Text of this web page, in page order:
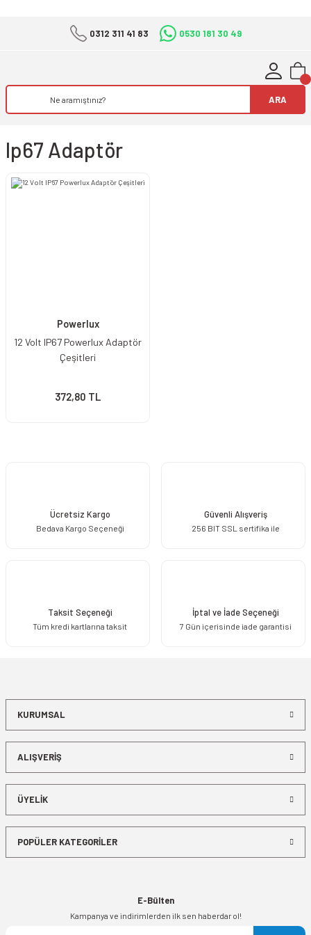
0312 311 41 83 0530 181 30 49
ARA
Ip67 Adaptör
Powerlux
12 Volt IP67 Powerlux Adaptör
Çeşitleri
372,80 TL
Ücretsiz Kargo
Bedava Kargo Seçeneği
Güvenli Alışveriş
256 BIT SSL sertifika ile
Taksit Seçeneği
Tüm kredi kartlarına taksit
İptal ve İade Seçeneği
7 Gün içerisinde iade garantisi
KURUMSAL
ALIŞVERİŞ
ÜYELİK
POPÜLER KATEGORİLER
E-Bülten
Kampanya ve indirimlerden ilk sen haberdar ol!